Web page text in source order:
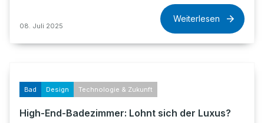
08. Juli 2025
Weiterlesen
Bad Design Technologie & Zukunft
High-End-Badezimmer: Lohnt sich der Luxus?